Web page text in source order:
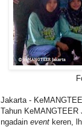
Jakarta -
Tahun
ngadain event keren,